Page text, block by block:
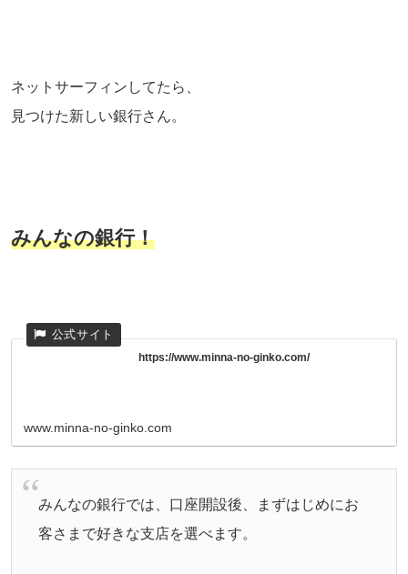
ネットサーフィンしてたら、
見つけた新しい銀行さん。
みんなの銀行！
https://www.minna-no-ginko.com/
www.minna-no-ginko.com
みんなの銀行では、口座開設後、まずはじめにお
客さまで好きな支店を選べます。